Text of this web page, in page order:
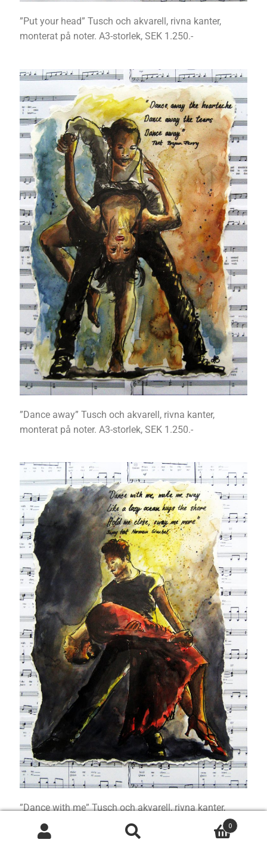
”Put your head” Tusch och akvarell, rivna kanter,
monterat på noter. A3-storlek, SEK 1.250.-
”Dance away” Tusch och akvarell, rivna kanter,
monterat på noter. A3-storlek, SEK 1.250.-
”Dance with me” Tusch och akvarell, rivna kanter,
monterat på noter. A3-storlek, SEK 1.250.-
0